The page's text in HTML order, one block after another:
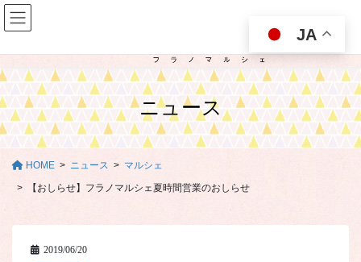
コ
ン
ン
ツ
移
動
ナ
ビ
ー
シ
ン
に
ニュース
HOME ニュース
マルシェ
【おしらせ】フラノマルシェ夏時間営業のおしらせ
2019/06/20
JA